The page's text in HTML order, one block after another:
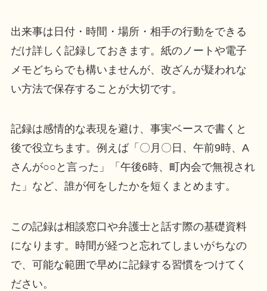
出来事は日付・時間・場所・相手の行動をできる
だけ詳しく記録しておきます。紙のノートや電子
メモどちらでも構いませんが、改ざんが疑われな
い方法で保存することが大切です。
記録は感情的な表現を避け、事実ベースで書くと
後で役立ちます。例えば「〇月〇日、午前9時、A
さんが○○と言った」「午後6時、町内会で無視され
た」など、誰が何をしたかを短くまとめます。
この記録は相談窓口や弁護士と話す際の基礎資料
になります。時間が経つと忘れてしまいがちなの
で、可能な範囲で早めに記録する習慣をつけてく
ださい。